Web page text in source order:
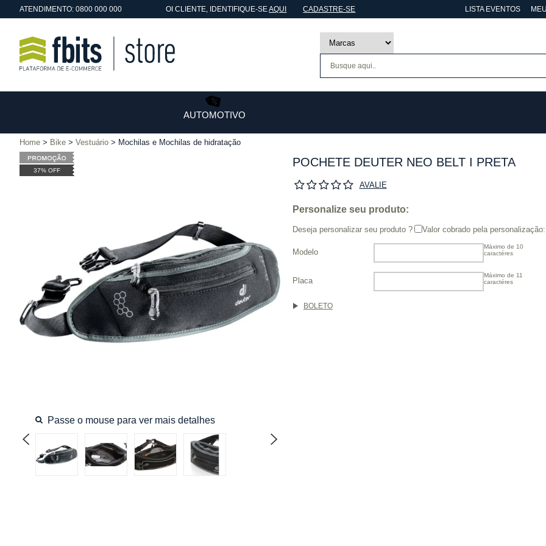
ATENDIMENTO: 0800 000 000 OICLIENTE, IDENTIFIQUE-SEAQUI CADASTRE-SE LISTA EVENTOS
AUTOMOTIVO
Home Bike Vestuário Mochilas e Mochilas de hidratação
37% OFF
POCHETE DEUTER NEO BELT I PRETA
AVALIE
Personalize seu produto:
Deseja personalizar seu produto ?
Modelo
Máximo de 10
caractéres
Placa
Máximo de 11
caractéres
Valor cobrado pela personalização:
BOLETO